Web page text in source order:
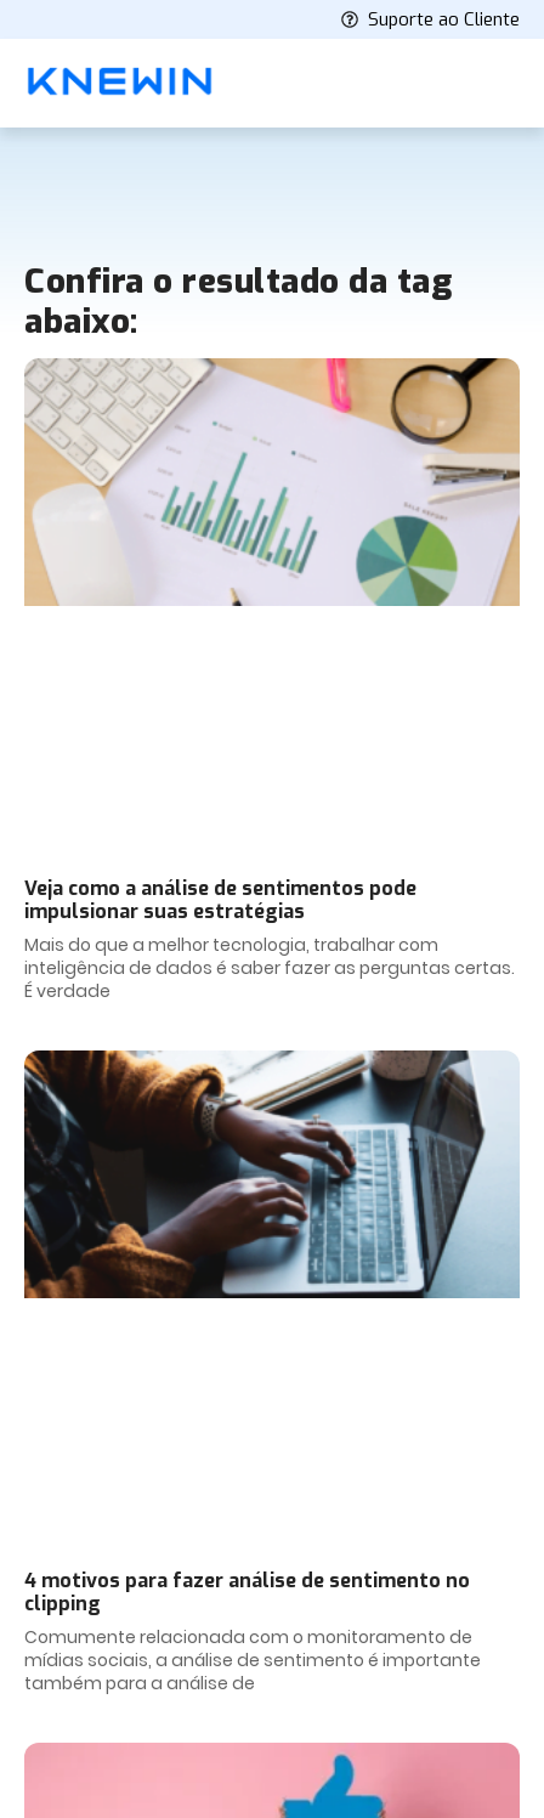
Suporte ao Cliente
Confira o resultado da tag
abaixo:
Veja como a análise de sentimentos pode
impulsionar suas estratégias
Mais do que a melhor tecnologia, trabalhar com
inteligência de dados é saber fazer as perguntas certas.
É verdade
4 motivos para fazer análise de sentimento no
clipping
Comumente relacionada com o monitoramento de
mídias sociais, a análise de sentimento é importante
também para a análise de